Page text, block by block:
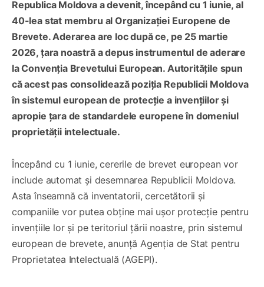
Republica Moldova a devenit, începând cu 1 iunie, al
40-lea stat membru al Organizației Europene de
Brevete. Aderarea are loc după ce, pe 25 martie
2026, țara noastră a depus instrumentul de aderare
la Convenția Brevetului European. Autoritățile spun
că acest pas consolidează poziția Republicii Moldova
în sistemul european de protecție a invențiilor și
apropie țara de standardele europene în domeniul
proprietății intelectuale.
Începând cu 1 iunie, cererile de brevet european vor
include automat și desemnarea Republicii Moldova.
Asta înseamnă că inventatorii, cercetătorii și
companiile vor putea obține mai ușor protecție pentru
invențiile lor și pe teritoriul țării noastre, prin sistemul
european de brevete, anunță Agenția de Stat pentru
Proprietatea Intelectuală (AGEPI).